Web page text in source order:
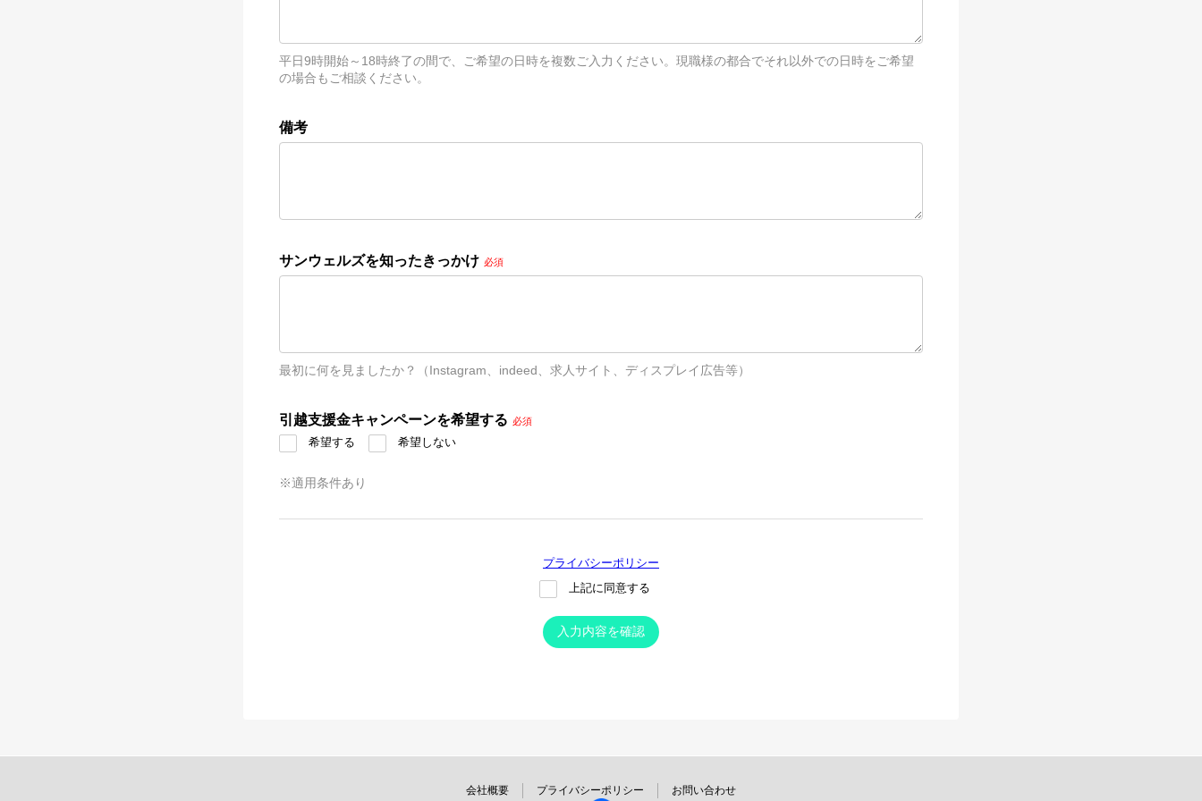
平日9時開始～18時終了の間で、ご希望の日時を複数ご入力ください。現職様の都合でそれ以外での日時をご希望
の場合もご相談ください。
備考
サンウェルズを知ったきっかけ 必須
最初に何を見ましたか？（Instagram、indeed、求人サイト、ディスプレイ広告等）
引越支援金キャンペーンを希望する 必須
希望する 希望しない
※適用条件あり
プライバシーポリシー
上記に同意する
入力内容を確認
会社概要 プライバシーポリシー お問い合わせ